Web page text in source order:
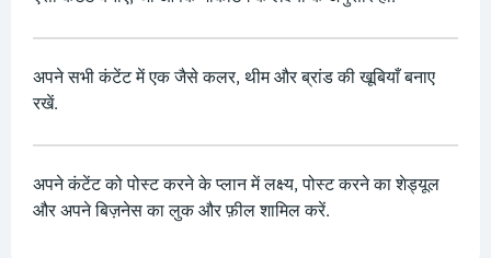
अपने सभी कंटेंट में एक जैसे कलर, थीम और ब्रांड की खूबियाँ बनाए
रखें.
अपने कंटेंट को पोस्ट करने के प्लान में लक्ष्य, पोस्ट करने का शेड्यूल
और अपने बिज़नेस का लुक और फ़ील शामिल करें.